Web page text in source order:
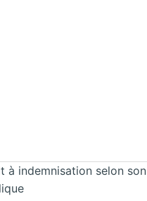
à indemnisation selon son